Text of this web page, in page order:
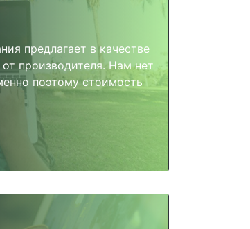
предлагает в качестве
производителя. Нам нет
поэтому стоимость